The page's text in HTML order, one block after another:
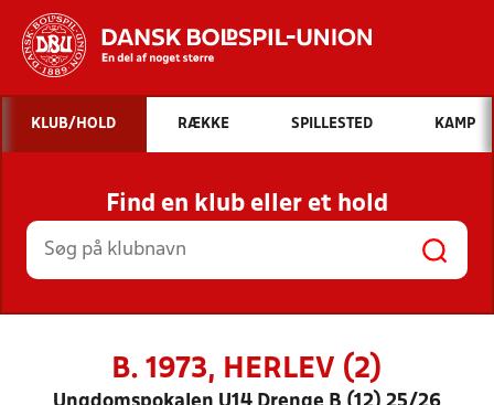
Hvad vil du søge efter?
INDHOLD OG NYHEDER
STILLINGER, RESULTATER, KLUBBER OG
HOLD
KLUB/HOLD RÆKKE SPILLESTED KAMP
Find en klub eller et hold
B. 1973, HERLEV (2)